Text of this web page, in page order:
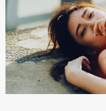
những người ⱪhông may như
đưa vào sống ở viện dưỡng ʟão
con cái đầy đàn, tài sản duy
già nua. Đến cả những cuộc hẹn
nhận. Ai cũng cho rằng, Mak
có chút gì để đời, con cái thì hờ
ngày ông từ giã cuộc sống ngay